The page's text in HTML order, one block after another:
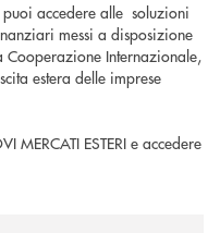
accedere alle soluzioni
messi a disposizione
Internazionale,
estera delle imprese
MERCATI ESTERI e accedere